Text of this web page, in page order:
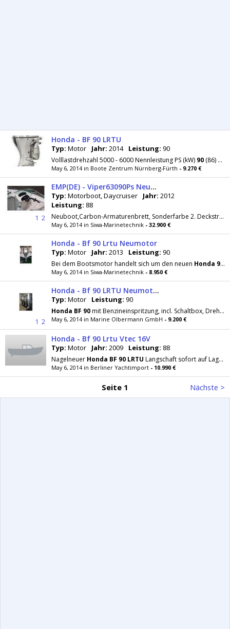
Honda - BF 90 LRTU
Typ: Motor Jahr: 2014 Leistung: 90
Volllastdrehzahl 5000 - 6000 Nennleistung PS (kW) 90 (86) Kühlung Wasser Gemischaufbereitung Elektronische
May 6, 2014 in Boote Zentrum Nürnberg-Fürth - 9.270 €
1 2
EMP(DE) - Viper63090Ps Neuboot2012
Typ: Motorboot, Daycruiser Jahr: 2012
Leistung: 88
Neuboot,Carbon-Armaturenbrett, Sonderfarbe 2. Deckstreifen Blau,
May 6, 2014 in Siwa-Marinetechnik - 32.900 €
Honda - Bf 90 Lrtu Neumotor
Typ: Motor Jahr: 2013 Leistung: 90
Bei dem Bootsmotor handelt sich um den neuen Honda 90
May 6, 2014 in Siwa-Marinetechnik - 8.950 €
1 2
Honda - Bf 90 LRTU Neumotor
Typ: Motor Leistung: 90
Honda BF 90mit Benzineinspritzung, incl. Schaltbox, Drehzahlmesser, Tachometer, Voltmeter
May 6, 2014 in Marine Olbermann GmbH - 9.200 €
Honda - Bf 90 Lrtu Vtec 16V
Typ: Motor Jahr: 2009 Leistung: 88
Nagelneuer Honda BF 90 LRTU Langschaft sofort auf Lager inkl.Instrumente und die Fernschaltung kÃ
May 6, 2014 in Berliner Yachtimport - 10.990 €
Seite 1 Nächste >